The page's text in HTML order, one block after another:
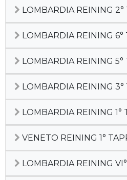
LOMBARDIA REINING 2°
LOMBARDIA REINING 6°
LOMBARDIA REINING 5°
LOMBARDIA REINING 3°
LOMBARDIA REINING 1°
VENETO REINING 1°
LOMBARDIA REINING VI° TAPPA CAMP.